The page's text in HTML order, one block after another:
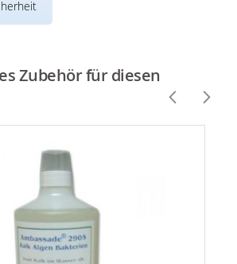
Zubehör für diesen